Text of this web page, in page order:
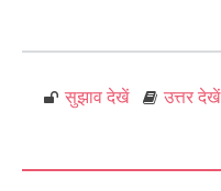
सुझाव देखें उत्तर देखें